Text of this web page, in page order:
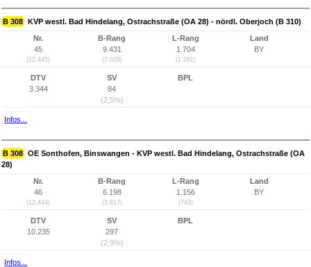
B 308 KVP westl. Bad Hindelang, Ostrachstraße (OA 28) - nördl. Oberjoch (B 310)
Nr.
45
(12.445)
B-Rang
9.431
(7.029)
L-Rang
1.704
(1.291)
Land
BY
DTV
3.344
SV
84
(2,5%)
BPL
Infos...
B 308 OE Sonthofen, Binswangen - KVP westl. Bad Hindelang, Ostrachstraße (OA
28)
Nr.
46
(12.444)
B-Rang
6.198
(3.817)
L-Rang
1.156
(743)
Land
BY
DTV
10.235
SV
297
(2,9%)
BPL
Infos...